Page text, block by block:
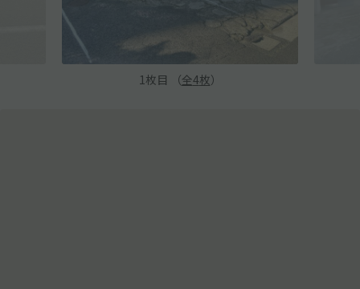
1 枚目 （全4枚）